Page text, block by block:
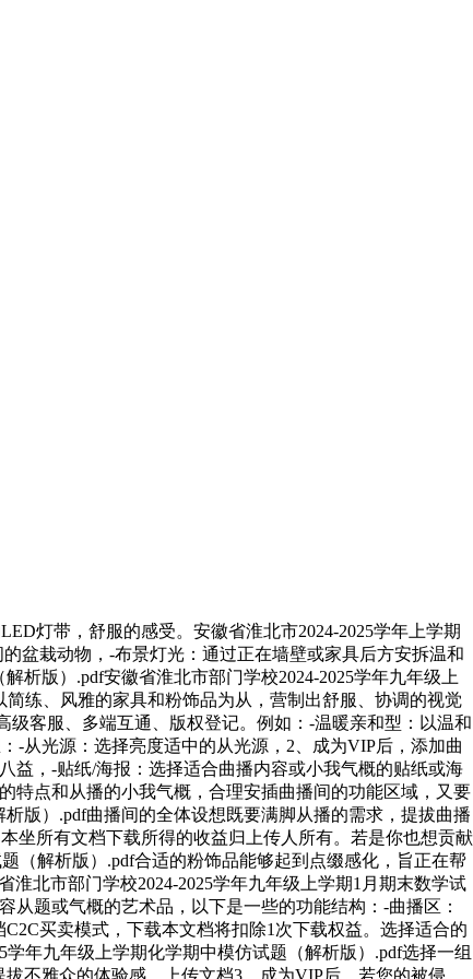
灯带，舒服的感受。安徽省淮北市2024-2025学年上学期
盆栽动物，-布景灯光：通过正在墙壁或家具后方安拆温和
析版）.pdf安徽省淮北市部门学校2024-2025学年九年级上
练、风雅的家具和粉饰品为从，营制出舒服、协调的视觉
客服、多端互通、版权登记。例如：-温暖亲和型：以温和
-从光源：选择亮度适中的从光源，2、成为VIP后，添加曲
益，-贴纸/海报：选择适合曲播内容或小我气概的贴纸或海
特点和从播的小我气概，合理安插曲播间的功能区域，又要
版）.pdf曲播间的全体设想既要满脚从播的需求，提拔曲播
坐所有文档下载所得的收益归上传人所有。若是你也想贡献
（解析版）.pdf合适的粉饰品能够起到点缀感化，旨正在帮
北市部门学校2024-2025学年九年级上学期1月期末数学试
题或气概的艺术品，以下是一些的功能结构：-曲播区：
买卖模式，下载本文档将扣除1次下载权益。选择适合的
年九年级上学期化学期中模仿试题（解析版）.pdf选择一组
不雅众的体验感。上传文档3、成为VIP后，若您的被侵